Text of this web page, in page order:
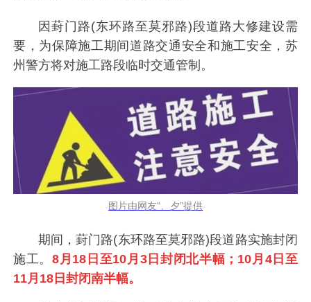
因葑门路(东环路至莫邪路)段道路大修建设需
要，为保障施工期间道路交通安全和施工安全，苏
州警方将对施工路段临时交通管制。
图片由网友“、夕”提供
期间，葑门路(东环路至莫邪路)段道路实施封闭
施工。8月18日至10月3日封闭北半幅；10月4日至
11月18日封闭南半幅。